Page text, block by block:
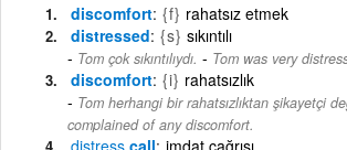
discomfort {f} rahatsız etmek
distressed {s} sıkıntılı
Tom çok sıkıntılıydı. - Tom was very
discomfort {i} rahatsızlık
Tom herhangi bir rahatsızlıktan şikayetçi
complained of any discomfort.
distress call imdat çağrısı